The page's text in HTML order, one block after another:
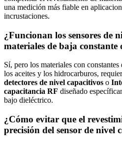
una medición más fiable en
incrustaciones.
¿Funcionan los sensores de
materiales de baja constante
Sí, pero los materiales con
los aceites y los hidrocarburos,
detectores de nivel capacitivos o
capacitancia RF diseñado
bajo dieléctrico.
¿Cómo evitar que el
precisión del sensor de nivel